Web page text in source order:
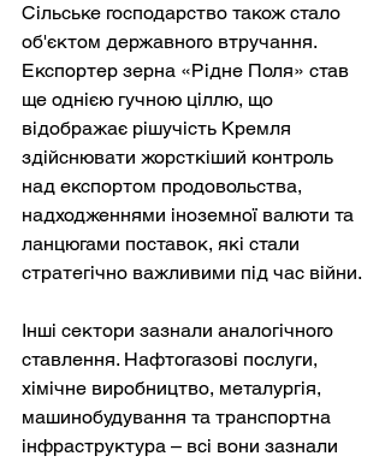
Сільське господарство також стало
об'єктом державного втручання.
Експортер зерна «Рідне Поля» став
ще однією гучною ціллю, що
відображає рішучість Кремля
здійснювати жорсткіший контроль
над експортом продовольства,
надходженнями іноземної валюти та
ланцюгами поставок, які стали
стратегічно важливими під час війни.
Інші сектори зазнали аналогічного
ставлення. Нафтогазові послуги,
хімічне виробництво, металургія,
машинобудування та транспортна
інфраструктура – всі вони зазнали